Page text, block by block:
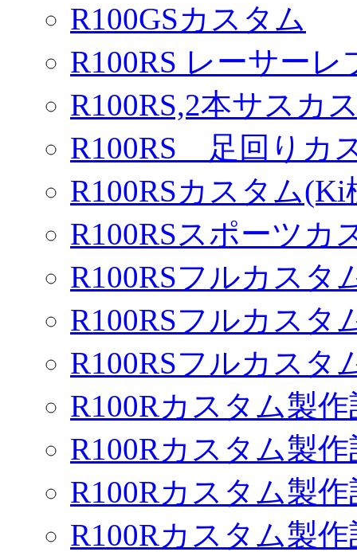
R100GSカスタム
R100RS レーサー
R100RS,2本サスカ
R100RS 足回りカ
R100RSカスタム(Ki
R100RSスポーツカ
R100RSフルカスタ
R100RSフルカスタ
R100RSフルカスタ
R100Rカスタム製作
R100Rカスタム製作
R100Rカスタム製作
R100Rカスタム製